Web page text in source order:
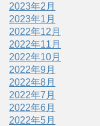
2023年2月
2023年1月
2022年12月
2022年11月
2022年10月
2022年9月
2022年8月
2022年7月
2022年6月
2022年5月